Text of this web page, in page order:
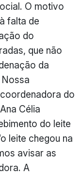
O motivo
falta de
do
que não
da
do
Célia
do leite
leite chegou na
avisar as
A